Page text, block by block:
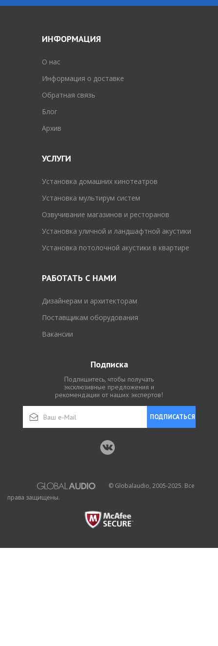
ИНФОРМАЦИЯ
O нас
Информация о доставке
Обратная связь
Блог
Архив
УСЛУГИ
Установка домашних кинотеатров
Установка мультирум систем
Озвучивание магазинов и ресторанов
Установка уличной и ландшафтной акустики
Установка потолочной акустики в квартире
РАБОТАТЬ С НАМИ
Дизайнерам и архитекторам
Поставщикам оборудования
Вакансии
Подписка
Подпишитесь, чтобы получать
эксклюзивные предложения и
рекомендации от наших экспертов!
ПОДПИСАТЬСЯ
© Globalaudio, 2005-2025. Все
права защищены.